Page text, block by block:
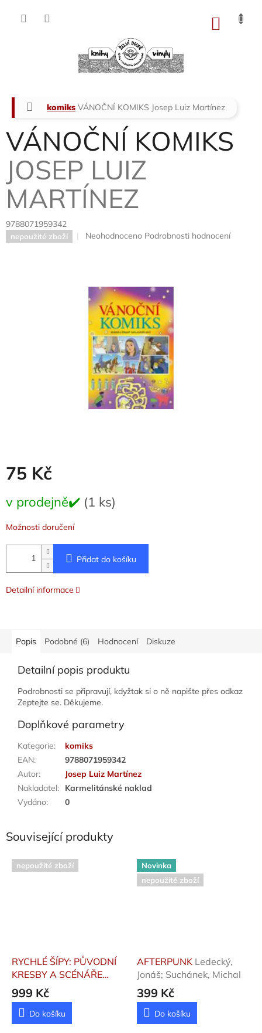
Domů
komiks VÁNOČNÍ KOMIKS Josep Luiz Martínez
VÁNOČNÍ KOMIKS
JOSEP LUIZ
MARTÍNEZ
9788071959342
nepoužité zboží
Průměrné
5
hvězdiček.
Neohodnoceno Podrobnosti hodnocení
75 Kč
cena:
v prodejně✔️ (1 ks)
Možnosti doručení
Přidat do košíku
Detailní informace
Popis Podobné (6) Hodnocení Diskuze
Detailní popis produktu
Podrobnosti se připravují, kdyžtak si o ně napište přes odkaz
Zeptejte se. Děkujeme.
Doplňkové parametry
Kategorie:
komiks
EAN:
9788071959342
Autor:
Josep Luiz Martínez
Nakladatel:
Karmelitánské naklad
Vydáno: 0
Související produkty
nepoužité zboží
RYCHLÉ ŠÍPY: PŮVODNÍ
KRESBY A SCÉNÁŘE
JAROSLAVA FOGLARA,
JANA FISCHERA A
MARKO ČERMÁKA
Jaroslav, Kořínek Pavel
999 Kč
Do košíku
Novinka
nepoužité zboží
AFTERPUNK Ledecký,
Jonáš; Suchánek, Michal
399 Kč
Do košíku